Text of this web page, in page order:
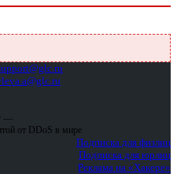
—
от DDoS в мире
Подписка для физлиц
Подписка для юрлиц
Реклама на «Хакере»